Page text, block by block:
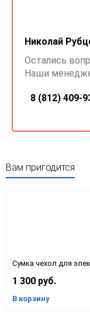
Николай
Остались
Наши
8 (812) 409-
Вам пригодится
Сумка чехол для
1 300 руб.
В корзину